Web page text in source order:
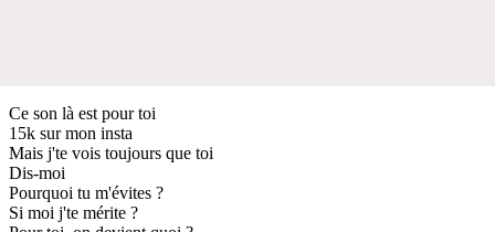
Ce son là est pour toi
15k sur mon insta
Mais j'te vois toujours que toi
Dis-moi
Pourquoi tu m'évites ?
Si moi j'te mérite ?